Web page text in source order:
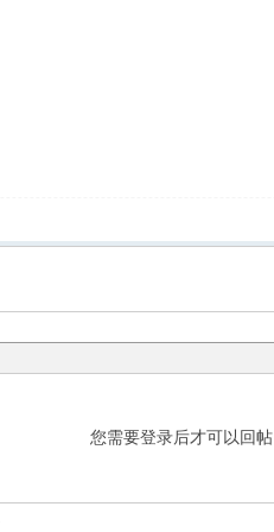
您需要登录后才可以回帖